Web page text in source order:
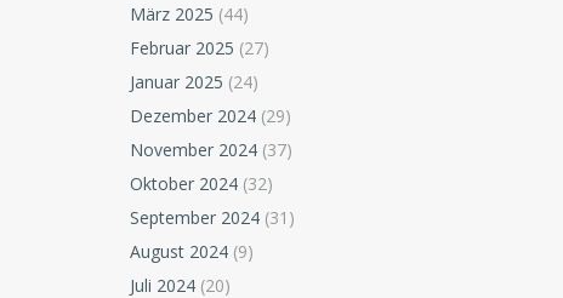
März 2025 (44)
Februar 2025 (27)
Januar 2025 (24)
Dezember 2024 (29)
November 2024 (37)
Oktober 2024 (32)
September 2024 (31)
August 2024 (9)
Juli 2024 (20)